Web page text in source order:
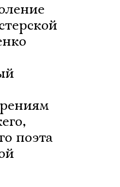
поэта